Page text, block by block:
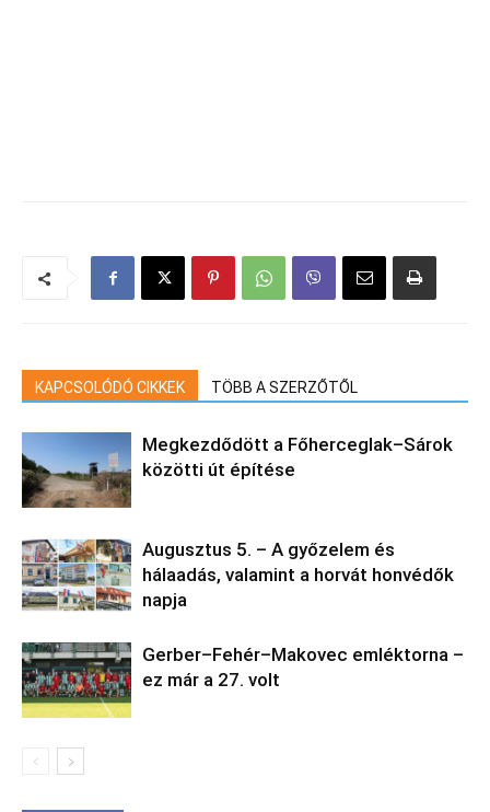
KAPCSOLÓDÓ CIKKEK TÖBB A SZERZŐTŐL
Megkezdődött a Főherceglak–Sárok
közötti út építése
Augusztus 5. – A győzelem és
hálaadás, valamint a horvát honvédők
napja
Gerber–Fehér–Makovec emléktorna –
ez már a 27. volt